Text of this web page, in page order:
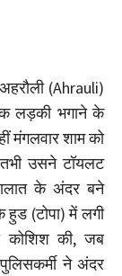
(Ahrauli)
लड़की भगाने के
मंगलवार शाम को
उसने टॉयलट
के अंदर बने
(टोपा) में लगी
कोशिश की, जब
ने अंदर